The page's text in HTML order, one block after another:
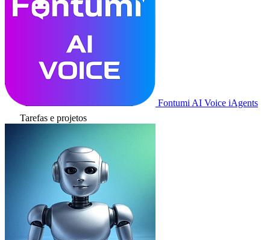
Fontumi AI Voice iAgents
Tarefas e projetos